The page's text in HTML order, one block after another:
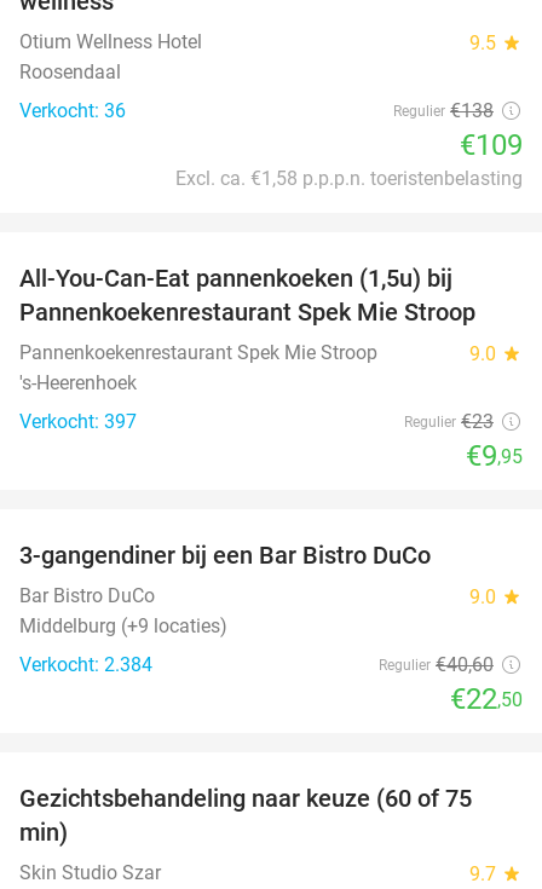
Otium Wellness Hotel 9.5 star
Roosendaal
Verkocht: 36
Regulier €138
€109
Excl. ca. €1,58 p.p.p.n. toeristenbelasting
All-You-Can-Eat pannenkoeken (1,5u) bij
Pannenkoekenrestaurant Spek Mie Stroop
Pannenkoekenrestaurant Spek Mie Stroop 9.0 star
's-Heerenhoek
Verkocht: 397
Regulier €23
€9,95
3-gangendiner bij een Bar Bistro DuCo
Bar Bistro DuCo 9.0 star
Middelburg (+9 locaties)
Verkocht: 2.384
Regulier €40,60
€22,50
52%
Gezichtsbehandeling naar keuze (60 of 75
min)
Skin Studio Szar 9.7 star